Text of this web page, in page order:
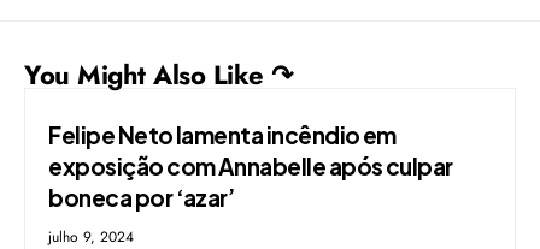
You Might Also Like ↷
Felipe Neto lamenta incêndio em
exposição com Annabelle após culpar
boneca por ‘azar’
julho 9, 2024